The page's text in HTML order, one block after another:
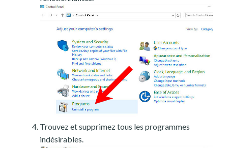
Trouvez et supprimez tous les programmes
indésirables.